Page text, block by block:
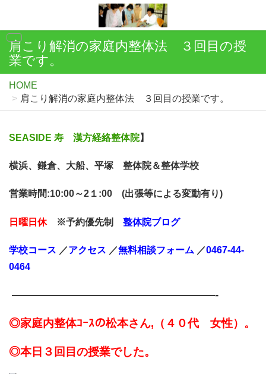
肩こり解消の家庭内整体法 ３回目の授
業です。
HOME
肩こり解消の家庭内整体法 ３回目の授業です。
SEASIDE 寿 漢方経絡整体院】
横浜、鎌倉、大船、平塚 整体院＆整体学校
営業時間:10:00～2１:00 (出張等による変動有り)
日曜日休※予約優先制 整体院ブログ
学校コース ／アクセス ／無料相談フォーム ／0467-44-
0464
——————————————————-
◎家庭内整体ｺｰｽの松本さん,（４０代 女性）。
◎本日３回目の授業でした。